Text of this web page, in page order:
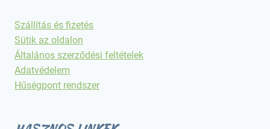
Szállítás és fizetés
Sütik az oldalon
Általános szerződési feltételek
Adatvédelem
Hűségpont rendszer